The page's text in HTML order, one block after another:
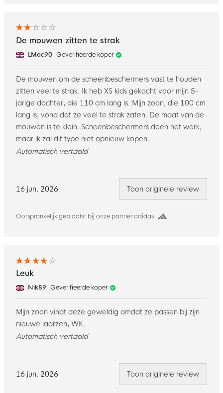
16 jun. 2026
Oorspronkelijk geplaatst bij onze partner adidas
De mouwen zitten te strak
LMac90 Geverifieerde koper
De mouwen om de scheenbeschermers vast te houden
zitten veel te strak. Ik heb XS kids gekocht voor mijn 5-
jarige dochter, die 110 cm lang is. Mijn zoon, die 100 cm
lang is, vond dat ze veel te strak zaten. De maat van de
mouwen is te klein. Scheenbeschermers doen het werk,
maar ik zal dit type niet opnieuw kopen.
Automatisch vertaald
Toon originele review
16 jun. 2026
Leuk
Nik89 Geverifieerde koper
Mijn zoon vindt deze geweldig omdat ze passen bij zijn
nieuwe laarzen, WK.
Automatisch vertaald
Toon originele review